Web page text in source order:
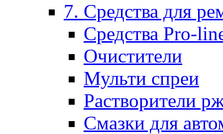
7. Средства для
Средства Pro-
Очистители
Мульти спреи
Растворители
Смазки для